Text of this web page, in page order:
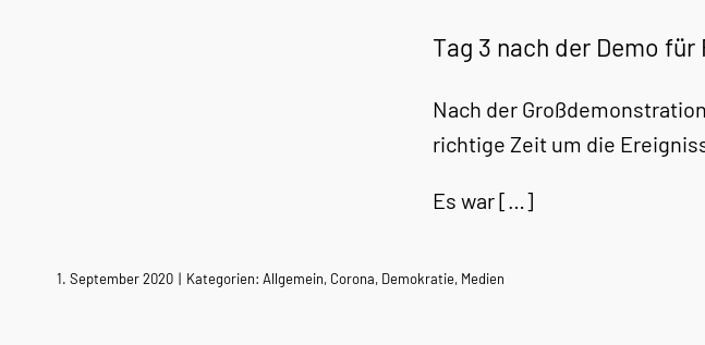
Tag 3 nach der Demo
Nach der
richtige Zeit um die
Es war […]
1. September 2020 | Kategorien: Allgemein, Corona, Demokratie, Medien